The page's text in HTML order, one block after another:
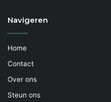
Navigeren
Home
Contact
Over ons
Steun ons